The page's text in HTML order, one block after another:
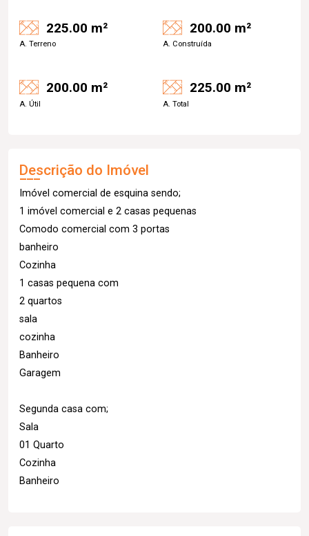
225.00 m²
A. Terreno
200.00 m²
A. Construída
200.00 m²
A. Útil
225.00 m²
A. Total
Descrição do Imóvel
Imóvel comercial de esquina sendo;
1 imóvel comercial e 2 casas pequenas
Comodo comercial com 3 portas
banheiro
Cozinha
1 casas pequena com
2 quartos
sala
cozinha
Banheiro
Garagem
Segunda casa com;
Sala
01 Quarto
Cozinha
Banheiro